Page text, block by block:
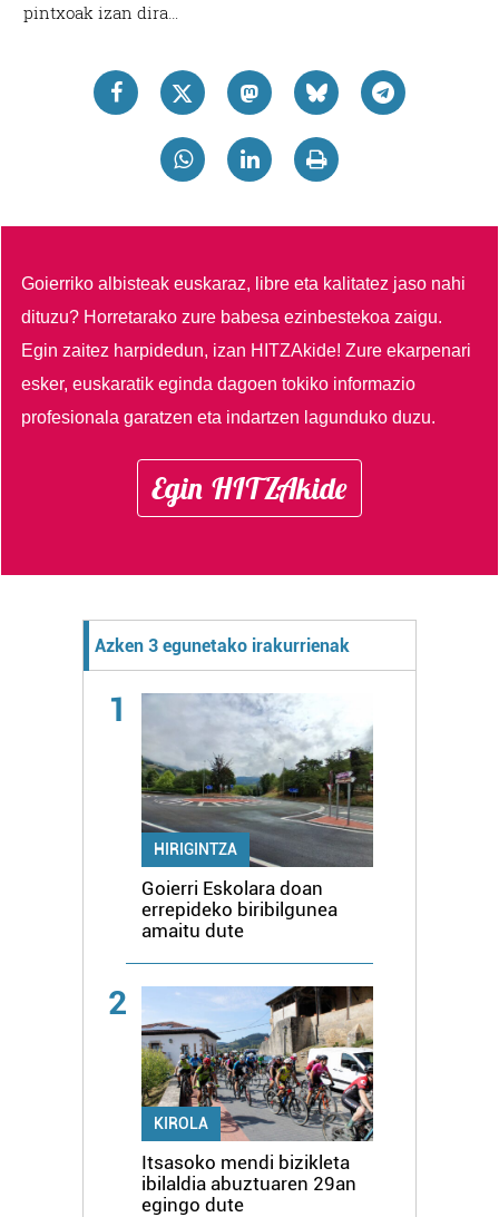
pintxoak izan dira…
Goierriko albisteak euskaraz, libre eta kalitatez jaso nahi
dituzu? Horretarako zure babesa ezinbestekoa zaigu.
Egin zaitez harpidedun, izan HITZAkide!Zure ekarpenari
esker, euskaratik eginda dagoen tokiko informazio
profesionala garatzen eta indartzen lagunduko duzu.
Egin HITZAkide
Azken 3 egunetako irakurrienak
1
HIRIGINTZA
Goierri Eskolara doan
errepideko biribilgunea
amaitu dute
2
KIROLA
Itsasoko mendi bizikleta
ibilaldia abuztuaren 29an
egingo dute